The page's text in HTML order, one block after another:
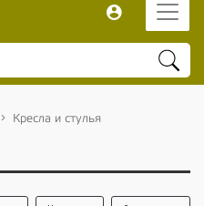
Кресла и стулья